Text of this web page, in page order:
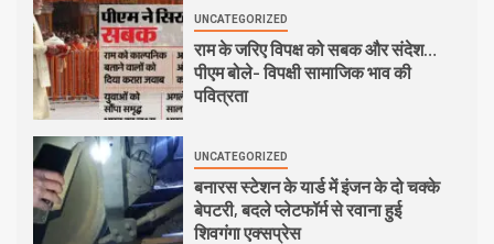
UNCATEGORIZED
राम के जरिए विपक्ष को सबक और संदेश…
पीएम बोले- विपक्षी सामाजिक भाव की
पवित्रता
UNCATEGORIZED
बनारस स्टेशन के यार्ड में इंजन के दो चक्के
बेपटरी, बदले प्लेटफॉर्म से रवाना हुई
शिवगंगा एक्सप्रेस